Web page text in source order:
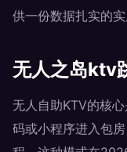
供一份数据扎实的实
无人之岛ktv
无人自助KTV的核
码或小程序进入包